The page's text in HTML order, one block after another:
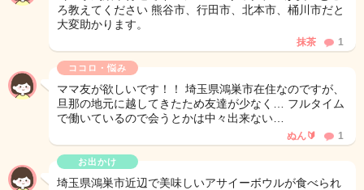
ろ教えてください 熊谷市、行田市、北本市、桶川市だと
大変助かります。
抹茶 1
ココロ・悩み
ママ友が欲しいです！！ 埼玉県鴻巣市在住なのですが、
旦那の地元に越してきたため友達が少なく… フルタイム
で働いているので会うとかは中々出来ない…
ぬん🔰 1
お出かけ
埼玉県鴻巣市近辺で美味しいアサイーボウルが食べられ